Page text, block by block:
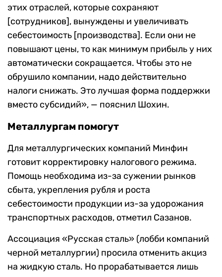
этих отраслей, которые сохраняют
[сотрудников], вынуждены и увеличивать
себестоимость [производства]. Если они не
повышают цены, то как минимум прибыль у них
автоматически сокращается. Чтобы это не
обрушило компании, надо действительно
налоги снижать. Это лучшая форма поддержки
вместо субсидий», — пояснил Шохин.
Металлургам помогут
Для металлургических компаний Минфин
готовит корректировку налогового режима.
Помощь необходима из-за сужении рынков
сбыта, укрепления рубля и роста
себестоимости продукции из-за удорожания
транспортных расходов, отметил Сазанов.
Ассоциация «Русская сталь» (лобби компаний
черной металлургии) просила отменить акциз
на жидкую сталь. Но прорабатывается лишь